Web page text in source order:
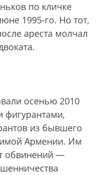
по кличке
1995-го. Но тот,
ареста молчал
осенью 2010
фигурантами,
из бывшего
Армении. Им
обвинений —